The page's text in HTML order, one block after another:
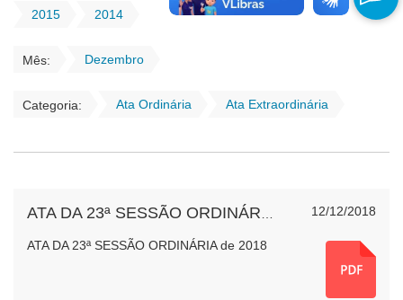
2015 2014
Mês: Dezembro
Categoria: Ata Ordinária Ata Extraordinária
12/12/2018
ATA DA 23ª SESSÃO ORDINÁRIA de 2018